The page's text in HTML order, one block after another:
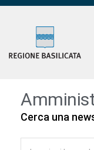
Cerca una